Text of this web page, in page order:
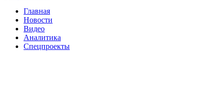
Главная
Новости
Видео
Аналитика
Спецпроекты